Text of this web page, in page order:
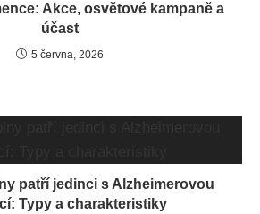
Akce, osvětové kampaně a
účast
5 června, 2026
patří jedinci s Alzheimerovou
Typy a charakteristiky